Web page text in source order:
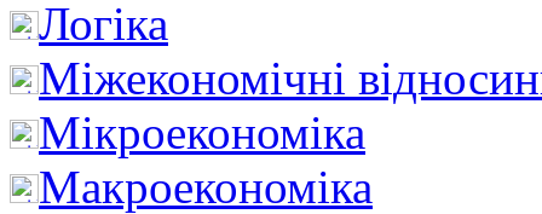
Логіка
Міжекономічні
Мікроекономіка
Макроекономіка